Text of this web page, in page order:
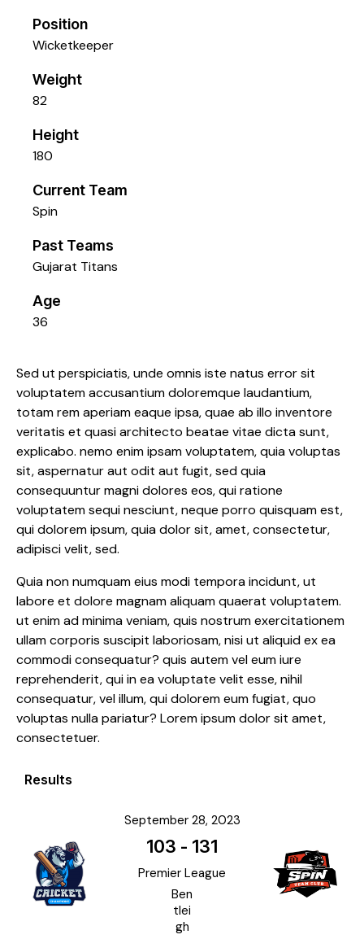
Position
Wicketkeeper
Weight
82
Height
180
Current Team
Spin
Past Teams
Gujarat Titans
Age
36
Sed ut perspiciatis, unde omnis iste natus error sit
voluptatem accusantium doloremque laudantium,
totam rem aperiam eaque ipsa, quae ab illo inventore
veritatis et quasi architecto beatae vitae dicta sunt,
explicabo. nemo enim ipsam voluptatem, quia voluptas
sit, aspernatur aut odit aut fugit, sed quia
consequuntur magni dolores eos, qui ratione
voluptatem sequi nesciunt, neque porro quisquam est,
qui dolorem ipsum, quia dolor sit, amet, consectetur,
adipisci velit, sed.
Quia non numquam eius modi tempora incidunt, ut
labore et dolore magnam aliquam quaerat voluptatem.
ut enim ad minima veniam, quis nostrum exercitationem
ullam corporis suscipit laboriosam, nisi ut aliquid ex ea
commodi consequatur? quis autem vel eum iure
reprehenderit, qui in ea voluptate velit esse, nihil
consequatur, vel illum, qui dolorem eum fugiat, quo
voluptas nulla pariatur? Lorem ipsum dolor sit amet,
consectetuer.
Results
September 28, 2023
103 - 131
Premier League
Ben
tlei
gh